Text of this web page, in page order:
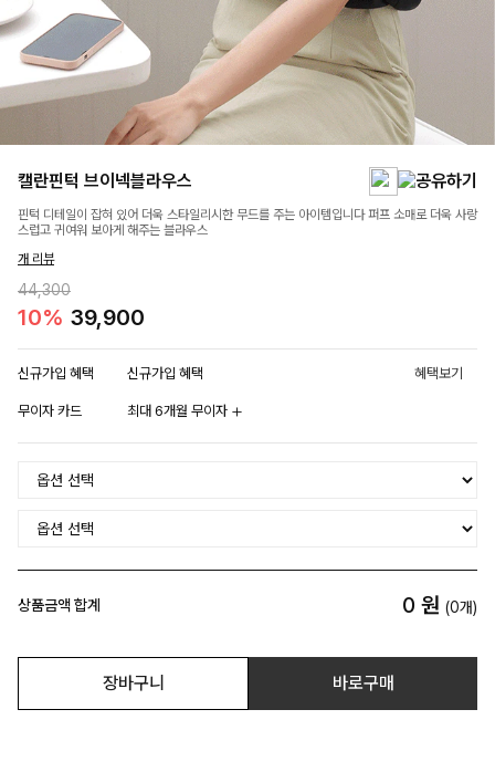
캘란핀턱 브이넥블라우스
핀턱 디테일이 잡혀 있어 더욱 스타일리시한 무드를 주는 아이템입니다 퍼프 소매로 더욱 사랑
스럽고 귀여워 보아게 해주는 블라우스
개 리뷰
44,300
10% 39,900
신규가입 혜택 신규가입 혜택 혜택보기
무이자 카드 최대 6개월 무이자
상품금액 합계 0 원 (0개)
장바구니 바로구매